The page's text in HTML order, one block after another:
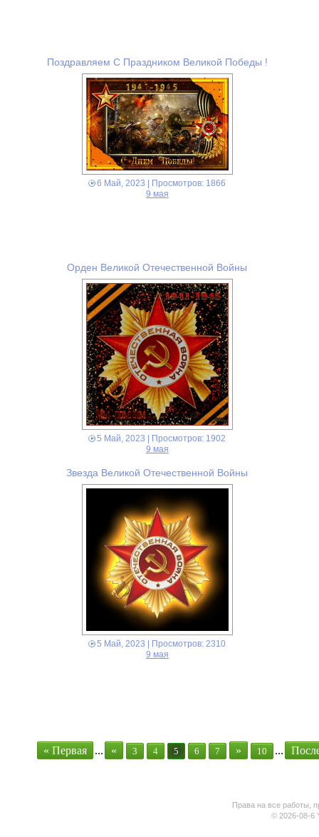
Поздравляем С Праздником Великой Победы !
6 Май, 2023 | Просмотров: 1866
9 мая
Орден Великой Отечественной Войны
5 Май, 2023 | Просмотров: 1902
9 мая
Звезда Великой Отечественной Войны
5 Май, 2023 | Просмотров: 2310
9 мая
« Первая ... « 3 4 5 6 7 » 10 ...
Права на все работы,
© 2026-08-6